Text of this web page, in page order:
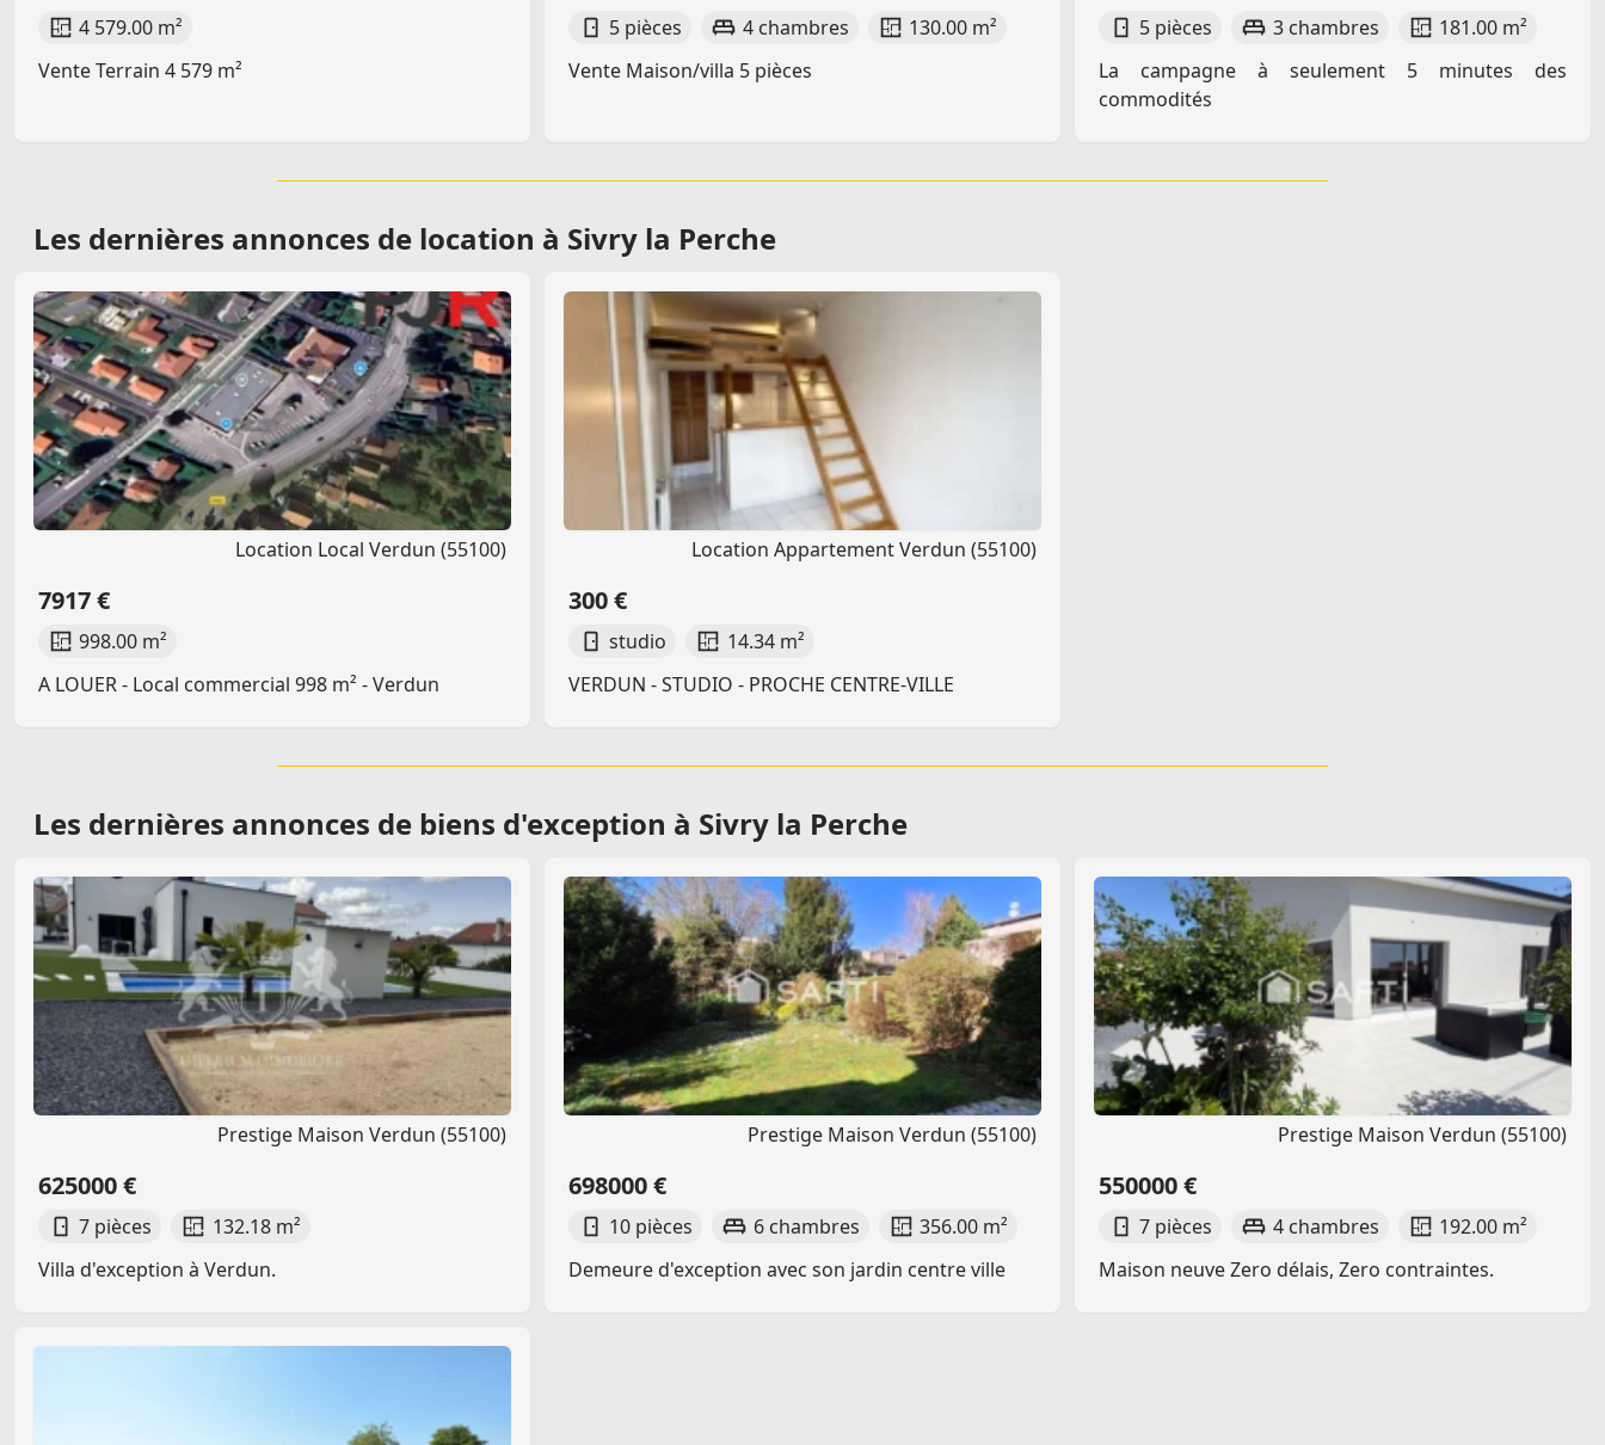
4 579.00 m²
Vente Terrain 4 579 m²
5 pièces 4 chambres
130.00 m²
Vente Maison/villa 5 pièces
5 pièces 3 chambres
181.00 m²
La campagne à seulement 5 minutes des
commodités
Les dernières annonces de location à Sivry la Perche
Location Local Verdun (55100)
7917 €
998.00 m²
A LOUER - Local commercial 998 m² - Verdun
Location Appartement Verdun (55100)
300 €
studio
14.34 m²
VERDUN - STUDIO - PROCHE CENTRE-VILLE
Les dernières annonces de biens d'exception à Sivry la Perche
Prestige Maison Verdun (55100)
625000 €
7 pièces
132.18 m²
Villa d'exception à Verdun.
Prestige Maison Verdun (55100)
698000 €
10 pièces 6 chambres
356.00 m²
Demeure d'exception avec son jardin centre ville
Prestige Maison Verdun (55100)
550000 €
7 pièces 4 chambres
192.00 m²
Maison neuve Zero délais, Zero contraintes.